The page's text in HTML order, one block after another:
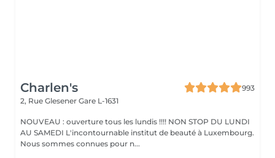
Charlen's
993
2, Rue Glesener Gare L-1631
NOUVEAU : ouverture tous les lundis !!!! NON STOP DU LUNDI
AU SAMEDI L'incontournable institut de beauté à Luxembourg.
Nous sommes connues pour n...